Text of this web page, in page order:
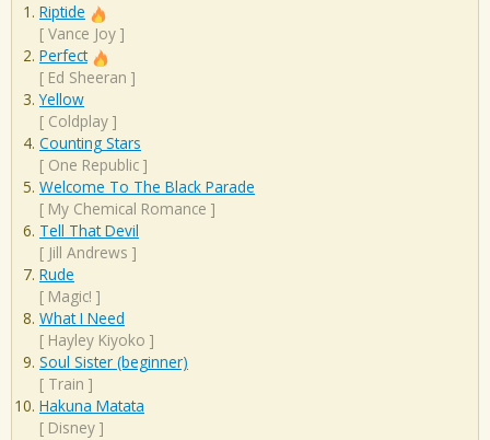
Riptide
[ Vance Joy ]
Perfect
[ Ed Sheeran ]
Yellow
[ Coldplay ]
Counting Stars
[ One Republic ]
Welcome To The Black Parade
[ My Chemical Romance ]
Tell That Devil
[ Jill Andrews ]
Rude
[ Magic! ]
What I Need
[ Hayley Kiyoko ]
Soul Sister (beginner)
[ Train ]
Hakuna Matata
[ Disney ]